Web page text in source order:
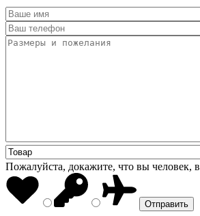
Пожалуйста, докажите, что вы человек,